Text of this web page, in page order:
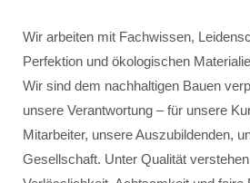
Wir arbeiten mit Fachwissen,
Perfektion und ökologischen
Wir sind dem nachhaltigen Bauen
unsere Verantwortung – für unsere
Mitarbeiter, unsere Auszubildenden,
Gesellschaft. Unter Qualität